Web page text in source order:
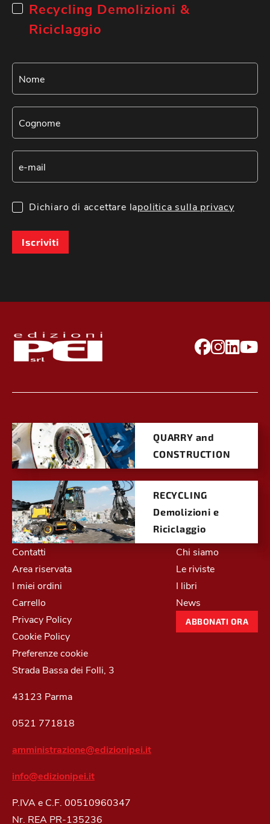
Recycling Demolizioni &
Riciclaggio
Dichiaro di accettare lapolitica sulla privacy
Iscriviti
QUARRY and
CONSTRUCTION
RECYCLING
Demolizioni e
Riciclaggio
Contatti
Area riservata
I miei ordini
Carrello
Privacy Policy
Cookie Policy
Preferenze cookie
Chi siamo
Le riviste
I libri
News
ABBONATI ORA
Strada Bassa dei Folli, 3
43123 Parma
0521 771818
amministrazione@edizionipei.it
info@edizionipei.it
P.IVA e C.F. 00510960347
Nr. REA PR-135236